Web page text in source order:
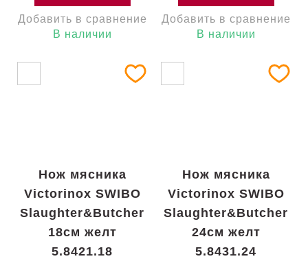
Добавить в сравнение
В наличии
Добавить в сравнение
В наличии
Нож мясника
Victorinox SWIBO
Slaughter&Butcher
18см желт
5.8421.18
Нож мясника
Victorinox SWIBO
Slaughter&Butcher
24см желт
5.8431.24